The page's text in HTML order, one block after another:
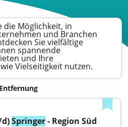
die Möglichkeit, in
und Branchen
Sie vielfältige
spannende
und Ihre
Vielseitigkeit nutzen.
Entfernung
Springer - Region Süd